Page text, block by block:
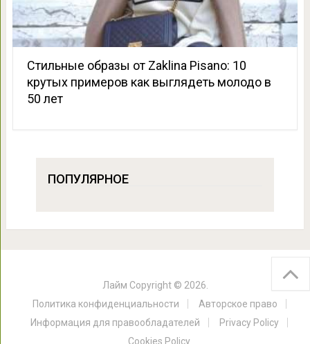
Стильные образы от Zaklina Pisano: 10
крутых примеров как выглядеть молодо в
50 лет
ПОПУЛЯРНОЕ
Лайм Copyright © 2026.
Политика конфиденциальности
Авторское право
Информация для правообладателей
Privacy Policy
Cookies Policy